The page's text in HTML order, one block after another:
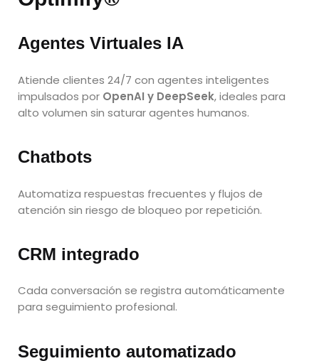
Agentes Virtuales IA
Atiende clientes 24/7 con agentes inteligentes
impulsados por OpenAI y DeepSeek, ideales para
alto volumen sin saturar agentes humanos.
Chatbots
Automatiza respuestas frecuentes y flujos de
atención sin riesgo de bloqueo por repetición.
CRM integrado
Cada conversación se registra automáticamente
para seguimiento profesional.
Seguimiento automatizado